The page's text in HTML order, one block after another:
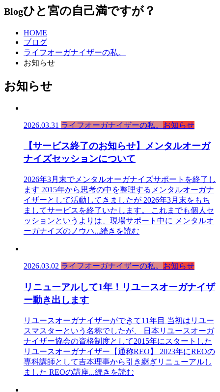
Blogひと宮の自己満ですが？
HOME
ブログ
ライフオーガナイザーの私。
お知らせ
お知らせ
2026.03.31 ライフオーガナイザーの私。 お知らせ
【サービス終了のお知らせ】メンタルオーガ
ナイズセッションについて
2026年3月末でメンタルオーガナイズサポートを終了し
ます 2015年から思考の中を整理するメンタルオーガナ
イザーとして活動してきましたが 2026年3月末をもち
ましてサービスを終了いたします。 これまでも個人セ
ッションというよりは、現場サポート中に メンタルオ
ーガナイズのノウハ...続きを読む
2026.03.02 ライフオーガナイザーの私。 お知らせ
リニューアルして1年！リユースオーガナイザ
ー動き出します
リユースオーガナイザーができて11年目 当初はリユー
スマスターという名称でしたが、 日本リユースオーガ
ナイザー協会の資格制度として2015年にスタートした
リユースオーガナイザー【通称REO】 2023年にREOの
専科講師として吉本理事から引き継ぎリニューアルし
ました REOの講座...続きを読む